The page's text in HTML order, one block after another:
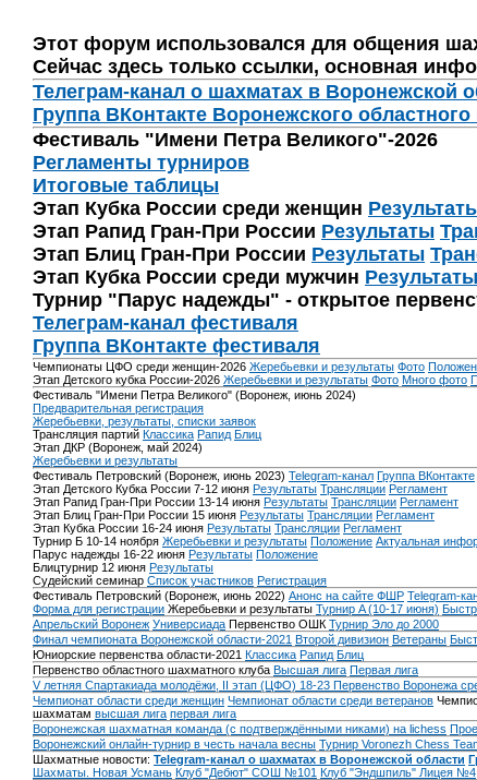
Этот форум использовался для общения
Сейчас здесь только ссылки, основная
Телеграм-канал о шахматах в Воронежской
Группа ВКонтакте Воронежского
Фестиваль "Имени Петра Великого"-2026
Регламенты турниров
Итоговые таблицы
Этап Кубка России среди женщин
Этап Рапид Гран-При России Результаты
Этап Блиц Гран-При России Результаты
Этап Кубка России среди мужчин Результаты
Турнир "Парус надежды" - открытое
Телеграм-канал фестиваля
Группа ВКонтакте фестиваля
Чемпионаты ЦФО среди женщин-2026 Жеребьевки и результаты Фото
Этап Детского кубка России-2026 Жеребьевки и результаты Фото Много фото
Фестиваль "Имени Петра Великого" (Воронеж, июнь 2024)
Предварительная регистрация
Жеребьевки, результаты, списки заявок
Трансляция партий Классика Рапид Блиц
Этап ДКР (Воронеж, май 2024)
Жеребьевки и результаты
Фестиваль Петровский (Воронеж, июнь 2023) Telegram-канал Группа ВКонтакте
Этап Детского Кубка России 7-12 июня Результаты Трансляции Регламент
Этап Рапид Гран-При России 13-14 июня Результаты Трансляции Регламент
Этап Блиц Гран-При России 15 июня Результаты Трансляции Регламент
Этап Кубка России 16-24 июня Результаты Трансляции Регламент
Турнир Б 10-14 ноября Жеребьевки и результаты Положение Актуальная
Парус надежды 16-22 июня Результаты Положение
Блицтурнир 12 июня Результаты
Судейский семинар Список участников Регистрация
Фестиваль Петровский (Воронеж, июнь 2022) Анонс на сайте ФШР Telegram-
Форма для регистрации Жеребьевки и результаты Турнир A (10-17 июня)
Апрельский Воронеж Универсиада Первенство ОШК Турнир Эло до 2000
Финал чемпионата Воронежской области-2021 Второй дивизион Ветераны
Юниорские первенства области-2021 Классика Рапид Блиц
Первенство областного шахматного клуба Высшая лига Первая лига
V летняя Спартакиада молодёжи, II этап (ЦФО) 18-23 Первенство Воронежа
Чемпионат области среди женщин Чемпионат области среди ветеранов
шахматам высшая лига первая лига
Воронежская шахматная команда (с подтверждёнными никами) на lichess
Воронежский онлайн-турнир в честь начала весны Турнир Voronezh Chess
Шахматные новости: Telegram-канал о шахматах в Воронежской области
Шахматы. Новая Усмань Клуб "Дебют" СОШ №101 Клуб "Эндшпиль" Лицея №4